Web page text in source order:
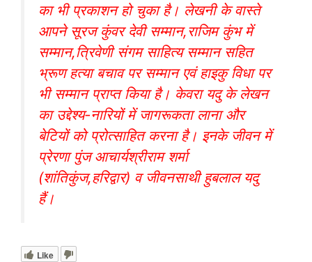
का भी प्रकाशन हो चुका है। लेखनी के वास्ते
आपने सूरज कुंवर देवी सम्मान,राजिम कुंभ में
सम्मान,त्रिवेणी संगम साहित्य सम्मान सहित
भ्रूण हत्या बचाव पर सम्मान एवं हाइकु विधा पर
भी सम्मान प्राप्त किया है। केवरा यदु के लेखन
का उद्देश्य-नारियों में जागरूकता लाना और
बेटियों को प्रोत्साहित करना है। इनके जीवन में
प्रेरणा पुंज आचार्यश्रीराम शर्मा
(शांतिकुंज,हरिद्वार) व जीवनसाथी हुबलाल यदु
हैं।
Like